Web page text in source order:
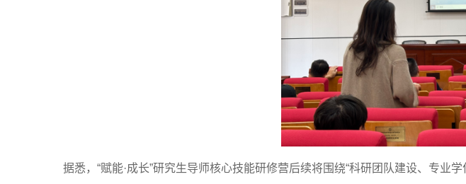
据悉，“赋能·成长”研究生导师核心技能研修营后续将围绕“科研团队建设、专业